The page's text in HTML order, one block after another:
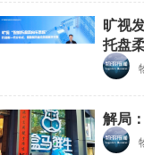
旷视
托盘
解局
中远海运集团投资成立
中通快递粤港澳大湾区
2026-08-07